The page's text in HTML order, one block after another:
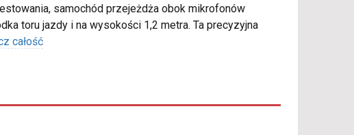
samochód przejeżdża obok mikrofonów
toru jazdy i na wysokości 1,2 metra. Ta precyzyjna
całość